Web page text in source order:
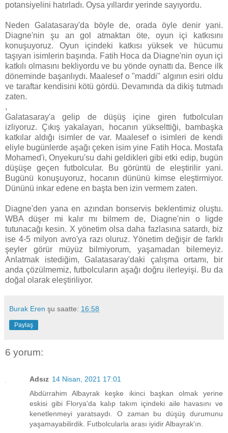
potansiyelini hatırladı. Oysa yıllardır yerinde sayıyordu.
Neden Galatasaray'da böyle de, orada öyle denir yani.
Diagne'nin şu an gol atmaktan öte, oyun içi katkısını
konuşuyoruz. Oyun içindeki katkısı yüksek ve hücumu
taşıyan isimlerin başında. Fatih Hoca da Diagne'nin oyun içi
katkılı olmasını bekliyordu ve bu yönde oynattı da. Bence ilk
döneminde başarılıydı. Maalesef o "maddi" algının esiri oldu
ve taraftar kendisini kötü gördü. Devamında da dikiş tutmadı
zaten.
,
Galatasaray'a gelip de düşüş içine giren futbolcuları
izliyoruz. Çıkış yakalayan, hocanın yükselttiği, bambaşka
katkılar aldığı isimler de var. Maalesef o isimleri de kendi
eliyle bugünlerde aşağı çeken isim yine Fatih Hoca. Mostafa
Mohamed'i, Onyekuru'su dahi geldikleri gibi etki edip, bugün
düşüşe geçen futbolcular. Bu görüntü de eleştirilir yani.
Bugünü konuşuyoruz, hocanın dününü kimse eleştirmiyor.
Dününü inkar edene en başta ben izin vermem zaten.
Diagne'den yana en azından bonservis beklentimiz oluştu.
WBA düşer mi kalır mı bilmem de, Diagne'nin o ligde
tutunacağı kesin. X yönetim olsa daha fazlasına satardı, biz
ise 4-5 milyon avro'ya razı oluruz. Yönetim değişir de farklı
şeyler görür müyüz bilmiyorum, yaşamadan bilemeyiz.
Anlatmak istediğim, Galatasaray'daki çalışma ortamı, bir
anda çözülmemiz, futbolcuların aşağı doğru ilerleyişi. Bu da
doğal olarak eleştiriliyor.
Burak Eren şu saatte: 16:58
Paylaş
6 yorum:
Adsız 14 Nisan, 2021 17:01
Abdürrahim Albayrak keşke ikinci başkan olmak yerine
eskisi gibi Florya'da kalıp takım içindeki aile havasını ve
kenetlenmeyi yaratsaydı. O zaman bu düşüş durumunu
yaşamayabilirdik. Futbolcularla arası iyidir Albayrak'ın.